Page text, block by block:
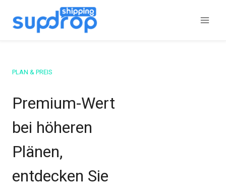
Inhalt
PLAN & PREIS
Premium-Wert
bei höheren
Plänen,
entdecken Sie